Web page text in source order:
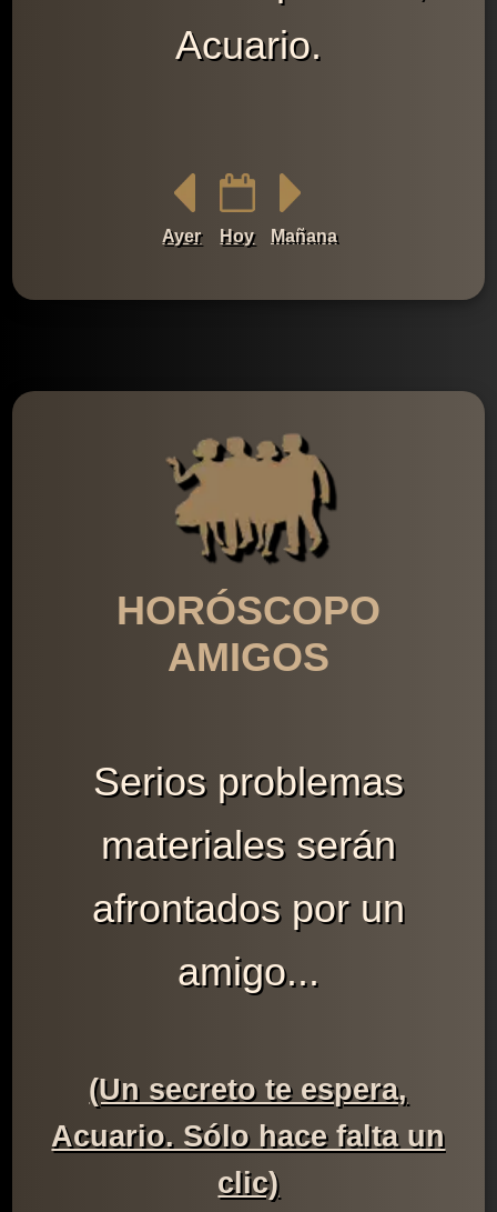
Acuario.
Ayer Hoy Mañana
HORÓSCOPO
AMIGOS
Serios problemas
materiales serán
afrontados por un
amigo...
(Un secreto te espera,
Acuario. Sólo hace falta un
clic)